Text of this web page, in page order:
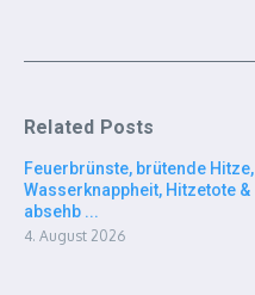
Related Posts
Feuerbrünste, brütende Hitze,
Wasserknappheit, Hitzetote &
absehb ...
4. August 2026